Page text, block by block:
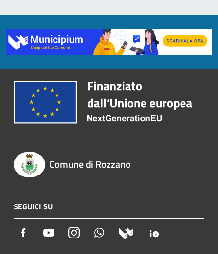
Comune di Rozzano
SEGUICI SU
Facebook YoutubeInstagram Whatsapp